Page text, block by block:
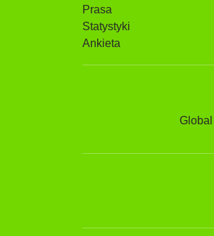
Prasa
Statystyki
Ankieta
Global